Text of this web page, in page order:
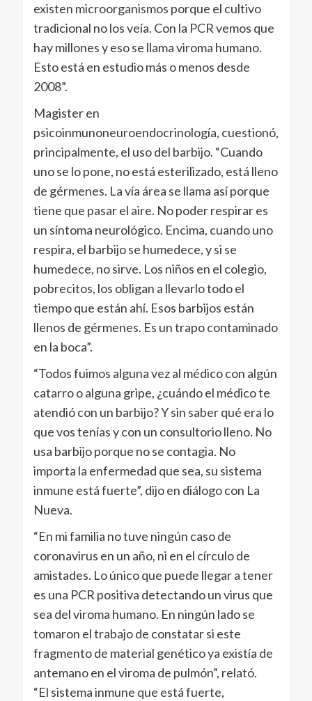
existen microorganismos porque el cultivo
tradicional no los veía. Con la PCR vemos que
hay millones y eso se llama viroma humano.
Esto está en estudio más o menos desde
2008”.
Magister en
psicoinmunoneuroendocrinología, cuestionó,
principalmente, el uso del barbijo. “Cuando
uno se lo pone, no está esterilizado, está lleno
de gérmenes. La vía área se llama así porque
tiene que pasar el aire. No poder respirar es
un síntoma neurológico. Encima, cuando uno
respira, el barbijo se humedece, y si se
humedece, no sirve. Los niños en el colegio,
pobrecitos, los obligan a llevarlo todo el
tiempo que están ahí. Esos barbijos están
llenos de gérmenes. Es un trapo contaminado
en la boca”.
“Todos fuimos alguna vez al médico con algún
catarro o alguna gripe, ¿cuándo el médico te
atendió con un barbijo? Y sin saber qué era lo
que vos tenías y con un consultorio lleno. No
usa barbijo porque no se contagia. No
importa la enfermedad que sea, su sistema
inmune está fuerte”, dijo en diálogo con La
Nueva.
“En mi familia no tuve ningún caso de
coronavirus en un año, ni en el círculo de
amistades. Lo único que puede llegar a tener
es una PCR positiva detectando un virus que
sea del viroma humano. En ningún lado se
tomaron el trabajo de constatar si este
fragmento de material genético ya existía de
antemano en el viroma de pulmón”, relató.
“El sistema inmune que está fuerte,